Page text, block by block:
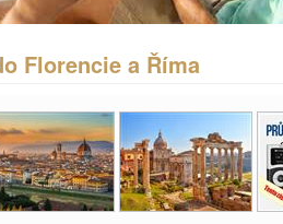
Florencie a Říma